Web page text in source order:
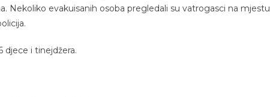
Nekoliko evakuisanih osoba pregledali su vatrogasci na mjestu
djece i tinejdžera.